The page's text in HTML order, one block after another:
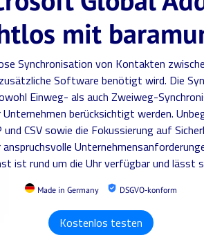
mit
Synchronisation von Kontakten
Software benötigt wird. Die
Einweg- als auch Zweiweg-
berücksichtigt werden.
CSV sowie die Fokussierung auf
ist rund um die Uhr verfügbar und lässt
Made in Germany DSGVO-konform
Kostenlos testen